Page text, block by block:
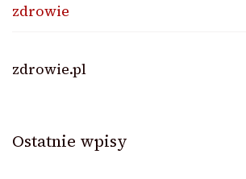
zdrowie
zdrowie.pl
Ostatnie wpisy